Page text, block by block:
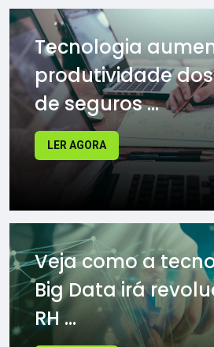
Tecnologia
produtividade
de seguros ...
LER AGORA
Veja como a
Big Data irá
RH ...